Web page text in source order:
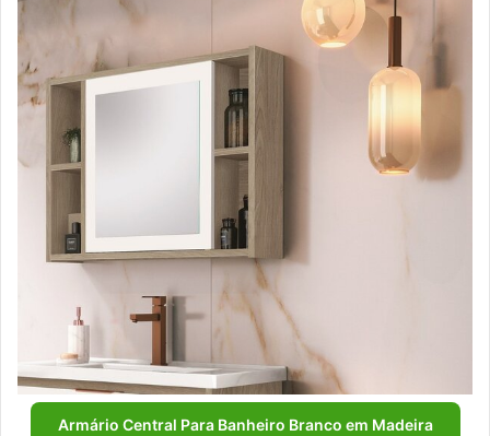
Armário Central Para Banheiro Branco em Madeira